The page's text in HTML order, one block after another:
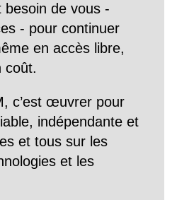
de vous -
- pour continuer
en accès libre,
coût.
c’est œuvrer pour
indépendante et
et tous sur les
et les